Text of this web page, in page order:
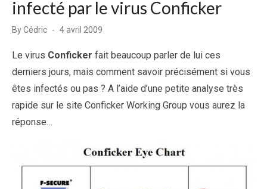
infecté par le virus Conficker
ByCédric
Posted
4 avril 2009
Le virus Conficker fait beaucoup parler de lui ces
derniers jours, mais comment savoir précisément si vous
êtes infectés ou pas ? A l’aide d’une petite analyse très
rapide sur le site Conficker Working Group vous aurez la
réponse…